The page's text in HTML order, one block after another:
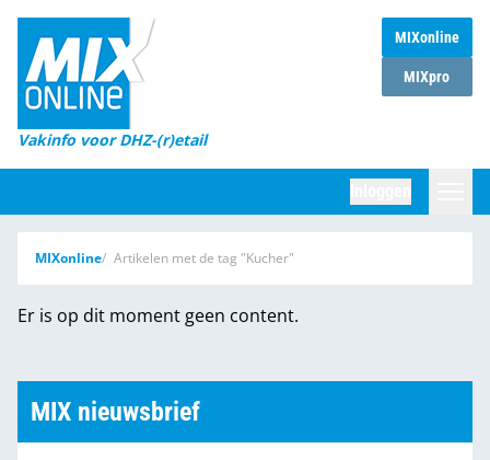
MIXonline
MIXpro
Vakinfo voor DHZ-(r)etail
Home
Magazines
DHZ Sessie
Marktcijfers
Word abonnee
MIXonline Artikelen met de tag "Kucher"
Er is op dit moment geen content.
MIX nieuwsbrief